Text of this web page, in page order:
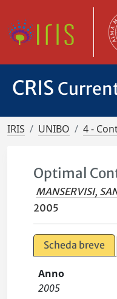
CRIS
IRIS UNIBO 4 -
Optimal
MANSERVISI,
2005
Scheda breve
Anno
2005